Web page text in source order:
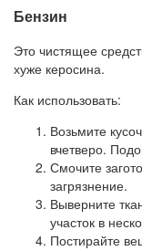
Бензин
Это чистящее
хуже керосина.
Как использовать:
Возьмите
вчетверо.
Смочите
загрязнение.
Выверните
участок в
Постирайте